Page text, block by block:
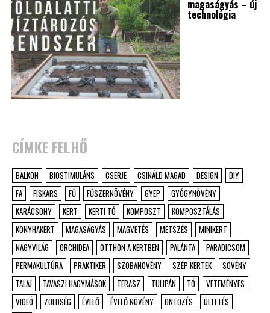
magaságyás – új
technológia
CÍMKE FELHŐ
BALKON BIOSTIMULÁNS CSERJE CSINÁLD MAGAD DESIGN
DIY
FA
FISKARS FŰ FŰSZERNÖVÉNY GYEP
GYÓGYNÖVÉNY
KARÁCSONY
KERT KERTI TÓ KOMPOSZT
KOMPOSZTÁLÁS
KONYHAKERT
MAGASÁGYÁS MAGVETÉS METSZÉS
MINIKERT
NAGYVILÁG
ORCHIDEA OTTHON A KERTBEN PALÁNTA
PARADICSOM
PERMAKULTÚRA
PRAKTIKER SZOBANÖVÉNY SZÉP KERTEK
SÖVÉNY
TALAJ
TAVASZI HAGYMÁSOK TERASZ TULIPÁN TÓ
VETEMÉNYES
VIDEÓ
ZÖLDSÉG ÉVELŐ ÉVELŐ NÖVÉNY ÖNTÖZÉS
ÜLTETÉS